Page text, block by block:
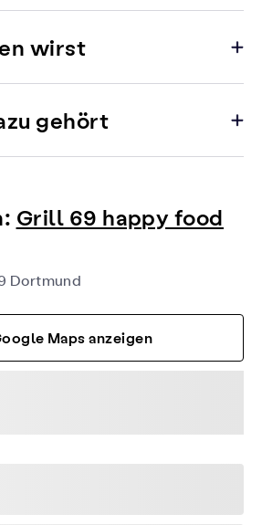
wirst
gehört
Grill 69 happy food
Dortmund
Maps anzeigen